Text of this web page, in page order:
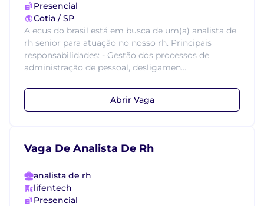
Presencial
Cotia / SP
A ecus do brasil está em busca de um(a) analista de
rh senior para atuação no nosso rh. Principais
responsabilidades: - Gestão dos processos de
administração de pessoal, desligamen...
Abrir Vaga
Vaga De Analista De Rh
analista de rh
lifentech
Presencial